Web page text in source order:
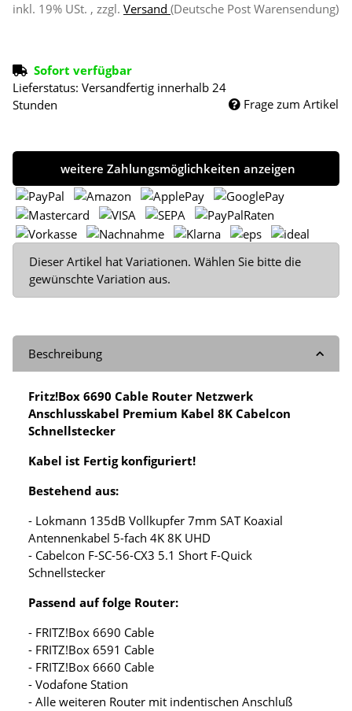
inkl. 19% USt. , zzgl. Versand (Deutsche Post Warensendung)
Sofort verfügbar
Lieferstatus: Versandfertig innerhalb 24
Stunden
Frage zum Artikel
weitere Zahlungsmöglichkeiten anzeigen
x
Dieser Artikel hat Variationen. Wählen Sie bitte die
gewünschte Variation aus.
Beschreibung
Fritz!Box 6690 Cable Router Netzwerk
Anschlusskabel Premium Kabel 8K Cabelcon
Schnellstecker
Kabel ist Fertig konfiguriert!
Bestehend aus:
- Lokmann 135dB Vollkupfer 7mm SAT Koaxial
Antennenkabel 5-fach 4K 8K UHD
- Cabelcon F-SC-56-CX3 5.1 Short F-Quick
Schnellstecker
Passend auf folge Router:
- FRITZ!Box 6690 Cable
- FRITZ!Box 6591 Cable
- FRITZ!Box 6660 Cable
- Vodafone Station
- Alle weiteren Router mit indentischen Anschluß